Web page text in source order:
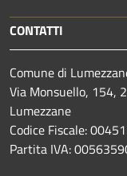
CONTATTI
Comune di
Via Monsuello, 154,
Lumezzane
Codice Fiscale:
Partita IVA: